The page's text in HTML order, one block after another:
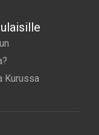
Kurussa